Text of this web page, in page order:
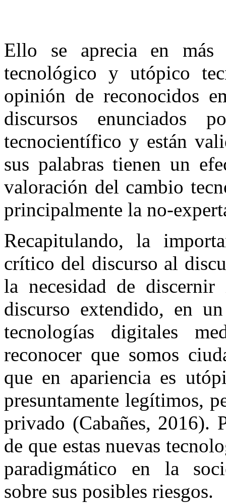
Ello se aprecia en
tecnológico y utópico
opinión de reconocidos
discursos enunciados
tecnocientífico y están
sus palabras tienen un
valoración del cambio
principalmente la no-
Recapitulando, la
crítico del discurso al
la necesidad de
discurso extendido, en
tecnologías digitales
reconocer que somos
que en apariencia es
presuntamente legítimos,
privado (Cabañes, 2016).
de que estas nuevas
paradigmático en la
sobre sus posibles riesgos.